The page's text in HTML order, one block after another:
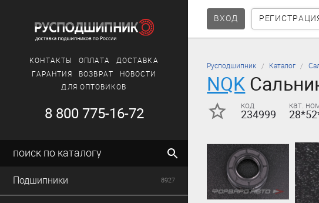
ВХОД
КОНТАКТЫ ОПЛАТА
ДОСТАВКА
ГАРАНТИЯ
ВОЗВРАТ
НОВОСТИ
ДЛЯ ОПТОВИКОВ
8 800 775-16-72
поиск по каталогу
Подшипники 8927
Русподшипник Каталог
NQK
код
234999
кат.